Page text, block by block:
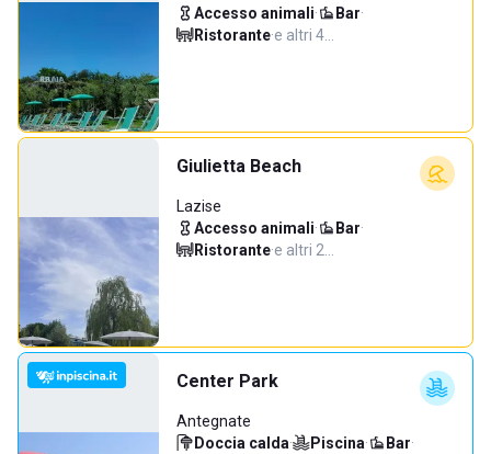
Accesso animali· Bar·
Ristorante·e altri 4…
Giulietta Beach
Lazise
Accesso animali· Bar·
Ristorante·e altri 2…
Center Park
Antegnate
Doccia calda· Piscina· Bar·